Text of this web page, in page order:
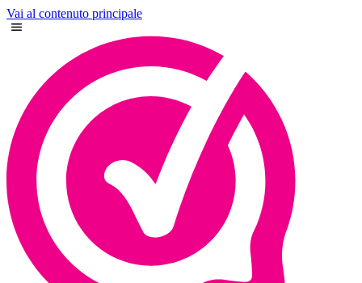
Vai al contenuto principale